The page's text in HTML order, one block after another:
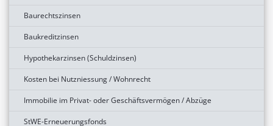
Baurechtszinsen
Baukreditzinsen
Hypothekarzinsen (Schuldzinsen)
Kosten bei Nutzniessung / Wohnrecht
Immobilie im Privat- oder Geschäftsvermögen / Abzüge
StWE-Erneuerungsfonds